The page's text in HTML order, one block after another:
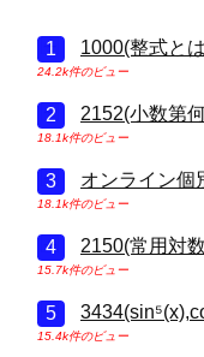
1000(整式と
24.2k件のビュー
2152(小数第
18.1k件のビュー
オンライン個
18.1k件のビュー
2150(常用対
15.7k件のビュー
15.4k件のビュー